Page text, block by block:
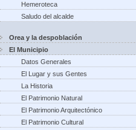
Hemeroteca
Saludo del alcalde
Orea y la despoblación
El Municipio
Datos Generales
El Lugar y sus Gentes
La Historia
El Patrimonio Natural
El Patrimonio Arquitectónico
El Patrimonio Cultural